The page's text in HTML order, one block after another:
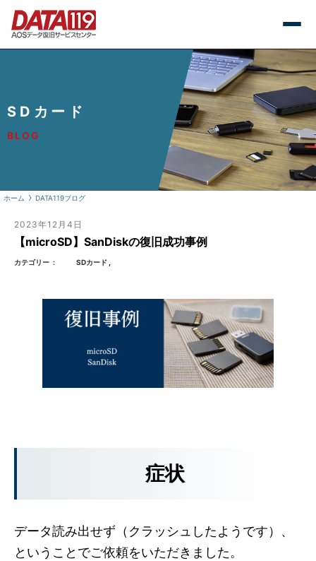
SDカード
BLOG
ホーム DATA119ブログ
2023年12月4日
【microSD】SanDiskの復旧成功事例
カテゴリー SDカード
症状
データ読み出せず（クラッシュしたようです）、
ということでご依頼をいただきました。